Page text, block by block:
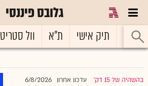
גלובס פיננסי
ראשי תיק אישי ת"א וול סטריט
בהשהיה של 15 דק' עדכון אחרון 6/8/2026